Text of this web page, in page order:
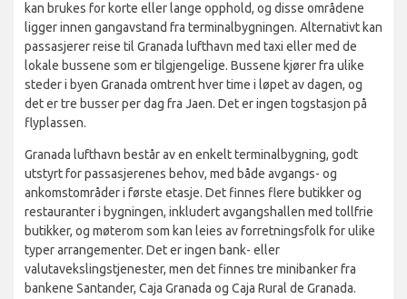
kan brukes for korte eller lange opphold, og disse områdene
ligger innen gangavstand fra terminalbygningen. Alternativt kan
passasjerer reise til Granada lufthavn med taxi eller med de
lokale bussene som er tilgjengelige. Bussene kjører fra ulike
steder i byen Granada omtrent hver time i løpet av dagen, og
det er tre busser per dag fra Jaen. Det er ingen togstasjon på
flyplassen.
Granada lufthavn består av en enkelt terminalbygning, godt
utstyrt for passasjerenes behov, med både avgangs- og
ankomstområder i første etasje. Det finnes flere butikker og
restauranter i bygningen, inkludert avgangshallen med tollfrie
butikker, og møterom som kan leies av forretningsfolk for ulike
typer arrangementer. Det er ingen bank- eller
valutavekslingstjenester, men det finnes tre minibanker fra
bankene Santander, Caja Granada og Caja Rural de Granada.